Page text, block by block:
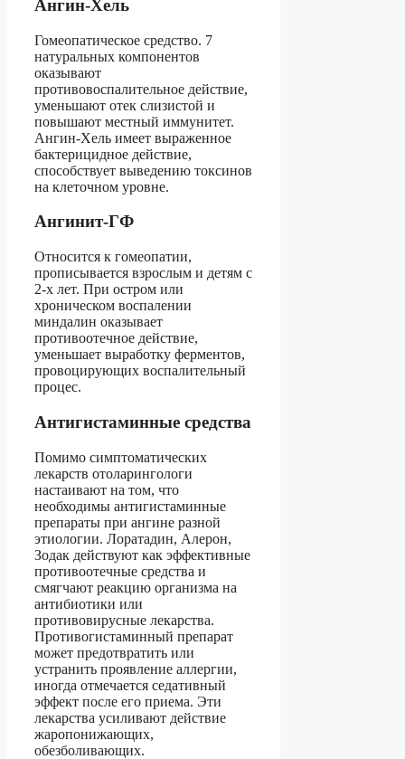
Ангин-Хель
Гомеопатическое средство. 7
натуральных компонентов
оказывают
противовоспалительное действие,
уменьшают отек слизистой и
повышают местный иммунитет.
Ангин-Хель имеет выраженное
бактерицидное действие,
способствует выведению токсинов
на клеточном уровне.
Ангинит-ГФ
Относится к гомеопатии,
прописывается взрослым и детям с
2-х лет. При остром или
хроническом воспалении
миндалин оказывает
противоотечное действие,
уменьшает выработку ферментов,
провоцирующих воспалительный
процес.
Антигистаминные средства
Помимо симптоматических
лекарств отоларингологи
настаивают на том, что
необходимы антигистаминные
препараты при ангине разной
этиологии. Лоратадин, Алерон,
Зодак действуют как эффективные
противоотечные средства и
смягчают реакцию организма на
антибиотики или
противовирусные лекарства.
Противогистаминный препарат
может предотвратить или
устранить проявление аллергии,
иногда отмечается седативный
эффект после его приема. Эти
лекарства усиливают действие
жаропонижающих,
обезболивающих.